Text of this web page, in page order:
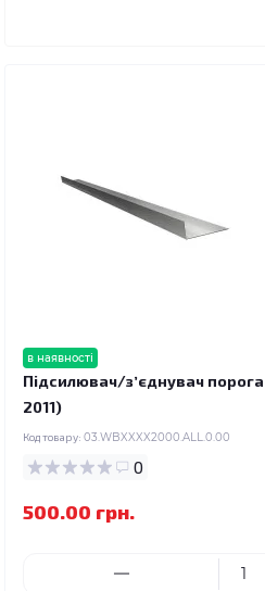
в наявності
Підсилювач/зʼєднувач
2011)
Код товару: 03.WBXXXX2000.ALL.0.00
0
500.00 грн.